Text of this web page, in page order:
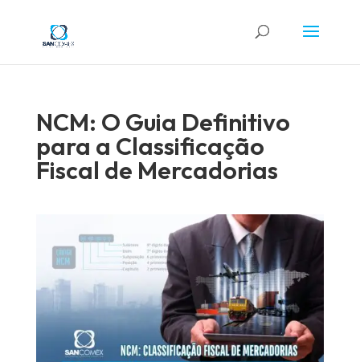
NCM: O Guia Definitivo
para a Classificação
Fiscal de Mercadorias